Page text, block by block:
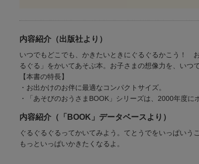
内容紹介（出版社より）
いつでもどこでも、かきたいときにぐるぐるかこう！
るぐる」をかいてあそぶ本。お子さまの想像力を、いつ
【本書の特長】
・お出かけのお伴に最適なコンパクトサイズ。
・「あそびのおうさまBOOK」シリーズは、2000年度に
内容紹介（「BOOK」データベースより）
ぐるぐるぐるってかいてみよう。てとうでをいっぱいう
もっといっぱいかきたくなるよ。